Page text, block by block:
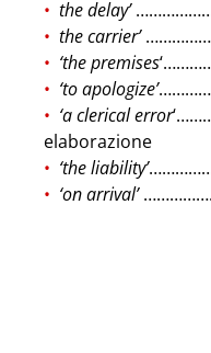
the delay’
the carrier’
‘the premises
‘to apologize’
‘a clerical error
elaborazione
‘the liability’
‘on arrival’